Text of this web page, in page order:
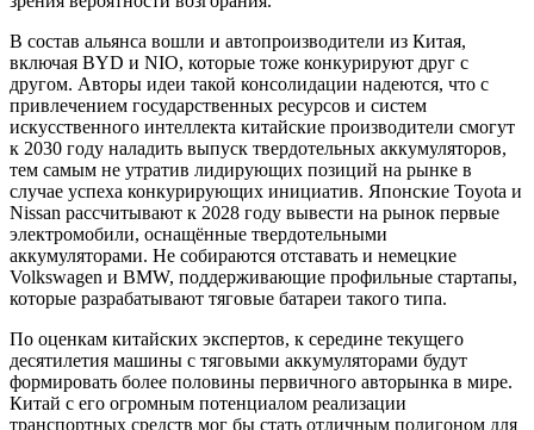
В состав альянса вошли и автопроизводители из Китая,
включая BYD и NIO, которые тоже конкурируют друг с
другом. Авторы идеи такой консолидации надеются, что с
привлечением государственных ресурсов и систем
искусственного интеллекта китайские производители смогут
к 2030 году наладить выпуск твердотельных аккумуляторов,
тем самым не утратив лидирующих позиций на рынке в
случае успеха конкурирующих инициатив. Японские Toyota и
Nissan рассчитывают к 2028 году вывести на рынок первые
электромобили, оснащённые твердотельными
аккумуляторами. Не собираются отставать и немецкие
Volkswagen и BMW, поддерживающие профильные стартапы,
которые разрабатывают тяговые батареи такого типа.
По оценкам китайских экспертов, к середине текущего
десятилетия машины с тяговыми аккумуляторами будут
формировать более половины первичного авторынка в мире.
Китай с его огромным потенциалом реализации
транспортных средств мог бы стать отличным полигоном для